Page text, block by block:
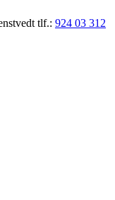
tlf.: 924 03 312